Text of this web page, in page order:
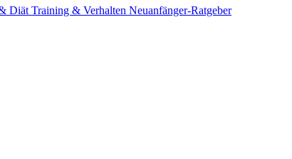
Diät Training & Verhalten Neuanfänger-Ratgeber